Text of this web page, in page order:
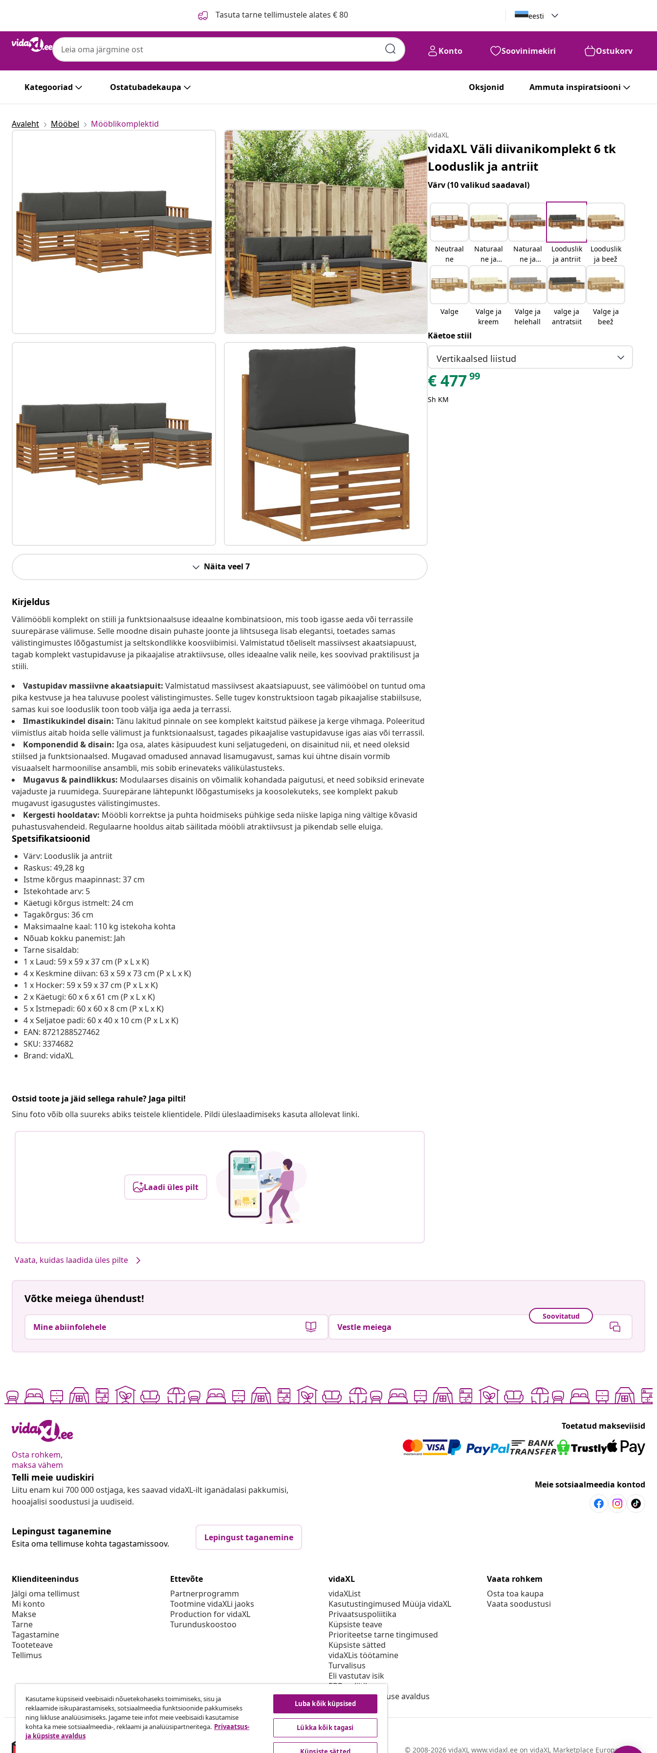
Tasuta tarne tellimustele alates € 80 eesti
Konto Soovinimekiri Ostukorv
Kategooriad Ostatubadekaupa Oksjonid Ammuta inspiratsiooni
Avaleht Mööbel Mööblikomplektid
Näita veel 7
Kirjeldus
Välimööbli komplekt on stiili ja funktsionaalsuse ideaalne kombinatsioon, mis toob igasse aeda või terrassile
suurepärase välimuse. Selle moodne disain puhaste joonte ja lihtsusega lisab elegantsi, toetades samas
välistingimustes lõõgastumist ja seltskondlikke koosviibimisi. Valmistatud tõeliselt massiivsest akaatsiapuust,
tagab komplekt vastupidavuse ja pikaajalise atraktiivsuse, olles ideaalne valik neile, kes soovivad praktilisust ja
stiili.
Vastupidav massiivne akaatsiapuit: Valmistatud massiivsest akaatsiapuust, see välimööbel on tuntud oma
pika kestvuse ja hea taluvuse poolest välistingimustes. Selle tugev konstruktsioon tagab pikaajalise stabiilsuse,
samas kui soe looduslik toon toob välja iga aeda ja terrassi.
Ilmastikukindel disain: Tänu lakitud pinnale on see komplekt kaitstud päikese ja kerge vihmaga. Poleeritud
viimistlus aitab hoida selle välimust ja funktsionaalsust, tagades pikaajalise vastupidavuse igas aias või terrassil.
Komponendid & disain: Iga osa, alates käsipuudest kuni seljatugedeni, on disainitud nii, et need oleksid
stiilsed ja funktsionaalsed. Mugavad omadused annavad lisamugavust, samas kui ühtne disain vormib
visuaalselt harmoonilise ansambli, mis sobib erinevateks välikülastusteks.
Mugavus & paindlikkus: Modulaarses disainis on võimalik kohandada paigutusi, et need sobiksid erinevate
vajaduste ja ruumidega. Suurepärane lähtepunkt lõõgastumiseks ja koosolekuteks, see komplekt pakub
mugavust igasugustes välistingimustes.
Kergesti hooldatav: Mööbli korrektse ja puhta hoidmiseks pühkige seda niiske lapiga ning vältige kõvasid
puhastusvahendeid. Regulaarne hooldus aitab säilitada mööbli atraktiivsust ja pikendab selle eluiga.
Spetsifikatsioonid
Värv: Looduslik ja antriit
Raskus: 49,28 kg
Istme kõrgus maapinnast: 37 cm
Istekohtade arv: 5
Käetugi kõrgus istmelt: 24 cm
Tagakõrgus: 36 cm
Maksimaalne kaal: 110 kg istekoha kohta
Nõuab kokku panemist: Jah
Tarne sisaldab:
1 x Laud: 59 x 59 x 37 cm (P x L x K)
4 x Keskmine diivan: 63 x 59 x 73 cm (P x L x K)
1 x Hocker: 59 x 59 x 37 cm (P x L x K)
2 x Käetugi: 60 x 6 x 61 cm (P x L x K)
5 x Istmepadi: 60 x 60 x 8 cm (P x L x K)
4 x Seljatoe padi: 60 x 40 x 10 cm (P x L x K)
EAN: 8721288527462
SKU: 3374682
Brand: vidaXL
Ostsid toote ja jäid sellega rahule? Jaga pilti!
Sinu foto võib olla suureks abiks teistele klientidele. Pildi üleslaadimiseks kasuta allolevat linki.
Laadi üles pilt
Vaata, kuidas laadida üles pilte
vidaXL
vidaXL Väli diivanikomplekt 6 tk
Looduslik ja antriit
Värv(10 valikud saadaval)
Neutraal
ne
Naturaal
ne ja
kreemjas
Naturaal
ne ja
helehall
Looduslik
ja antriit
Looduslik
ja beež
Valge
Valge ja
kreem
Valge ja
helehall
valge ja
antratsiit
Valge ja
beež
Käetoe stiil
Vertikaalsed liistud
€47799
Sh KM
Võtke meiega ühendust!
Mine abiinfolehele
Soovitatud
Vestle meiega
Osta rohkem,
maksa vähem
Toetatud makseviisid
Telli meie uudiskiri
Liitu enam kui 700 000 ostjaga, kes saavad vidaXL-ilt iganädalasi pakkumisi,
hooajalisi soodustusi ja uudiseid.
Meie sotsiaalmeedia kontod
Lepingust taganemine
Esita oma tellimuse kohta tagastamissoov.
Lepingust taganemine
Klienditeenindus
Jälgi oma tellimust
Mi konto
Makse
Tarne
Tagastamine
Tooteteave
Tellimus
Ettevõte
Partnerprogramm
Tootmine vidaXLi jaoks
Production for vidaXL
Turunduskoostoo
vidaXL
vidaXList
Kasutustingimused Müüja vidaXL
Privaatsuspoliitika
Küpsiste teave
Prioriteetse tarne tingimused
Küpsiste sätted
vidaXLis töötamine
Turvalisus
Eli vastutav isik
EPR poliitika
Juurdepääsetavuse avaldus
Vaata rohkem
Osta toa kaupa
Vaata soodustusi
© 2008-2026 vidaXL www.vidaxl.ee on vidaXL Marketplace Europe B.V.
Kasutame küpsiseid veebisaidi nõuetekohaseks toimimiseks, sisu ja
reklaamide isikupärastamiseks, sotsiaalmeedia funktsioonide pakkumiseks
ning liikluse analüüsimiseks. Jagame teie infot meie veebisaidi kasutamise
kohta ka meie sotsiaalmeedia-, reklaami ja analüüsipartneritega. Privaatsus-
ja küpsiste avaldus
Luba kõik küpsised
Lükka kõik tagasi